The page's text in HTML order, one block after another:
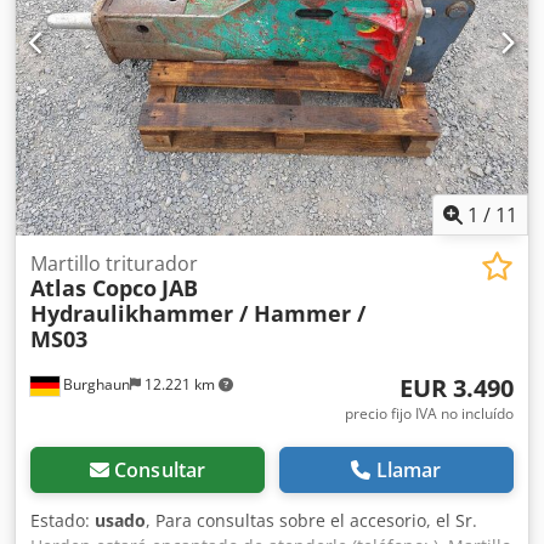
WhatsApp WhatsApp Alemán, Inglés -- WhatsApp Alemán,
Inglés, Árabe
1 / 11
Burghaun 12.221 km
Martillo triturador
Atlas Copco JAB
Hydraulikhammer / Hammer /
MS03
EUR 3.490
precio fijo IVA no incluído
Consultar Llamar
Estado: usado, Para consultas sobre el accesorio, el Sr.